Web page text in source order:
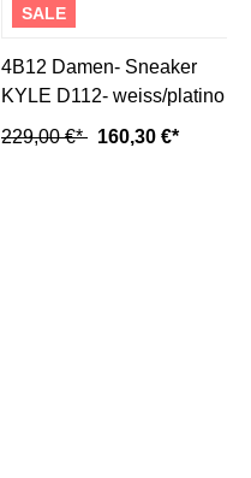
SALE
4B12 Damen- Sneaker
KYLE D112- weiss/platino
229,00 €* 160,30 €*